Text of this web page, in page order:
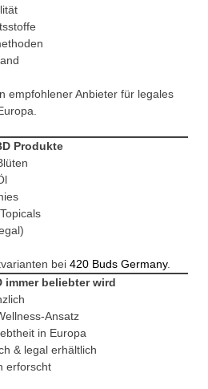
empfohlener Anbieter für legales
Produkte
bei 420 Buds Germany.
immer beliebter wird
Ansatz
in Europa
& legal erhältlich
erforscht